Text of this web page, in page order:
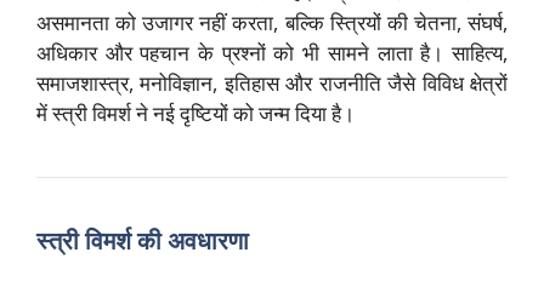
असमानता को उजागर नहीं करता, बल्कि स्त्रियों की चेतना, संघर्ष,
अधिकार और पहचान के प्रश्नों को भी सामने लाता है। साहित्य,
समाजशास्त्र, मनोविज्ञान, इतिहास और राजनीति जैसे विविध क्षेत्रों
में स्त्री विमर्श ने नई दृष्टियों को जन्म दिया है।
स्त्री विमर्श की अवधारणा